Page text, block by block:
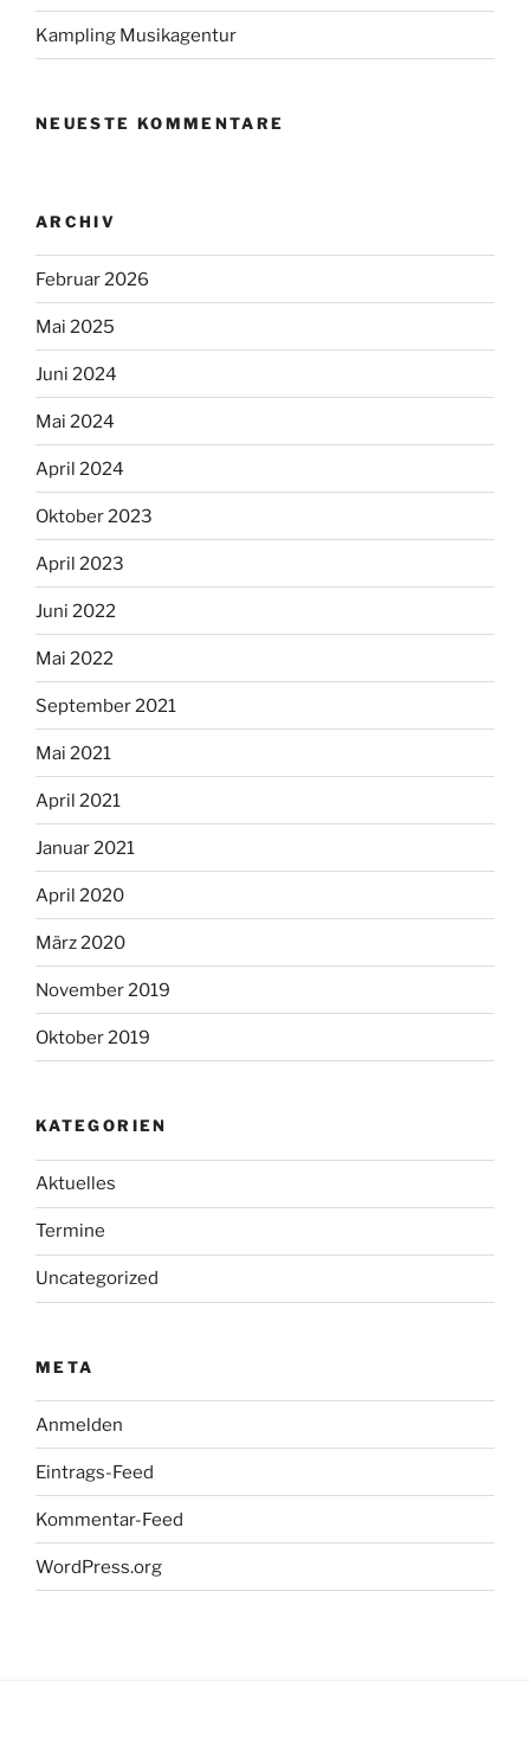
Kampling Musikagentur
NEUESTE KOMMENTARE
ARCHIV
Februar 2026
Mai 2025
Juni 2024
Mai 2024
April 2024
Oktober 2023
April 2023
Juni 2022
Mai 2022
September 2021
Mai 2021
April 2021
Januar 2021
April 2020
März 2020
November 2019
Oktober 2019
KATEGORIEN
Aktuelles
Termine
Uncategorized
META
Anmelden
Eintrags-Feed
Kommentar-Feed
WordPress.org